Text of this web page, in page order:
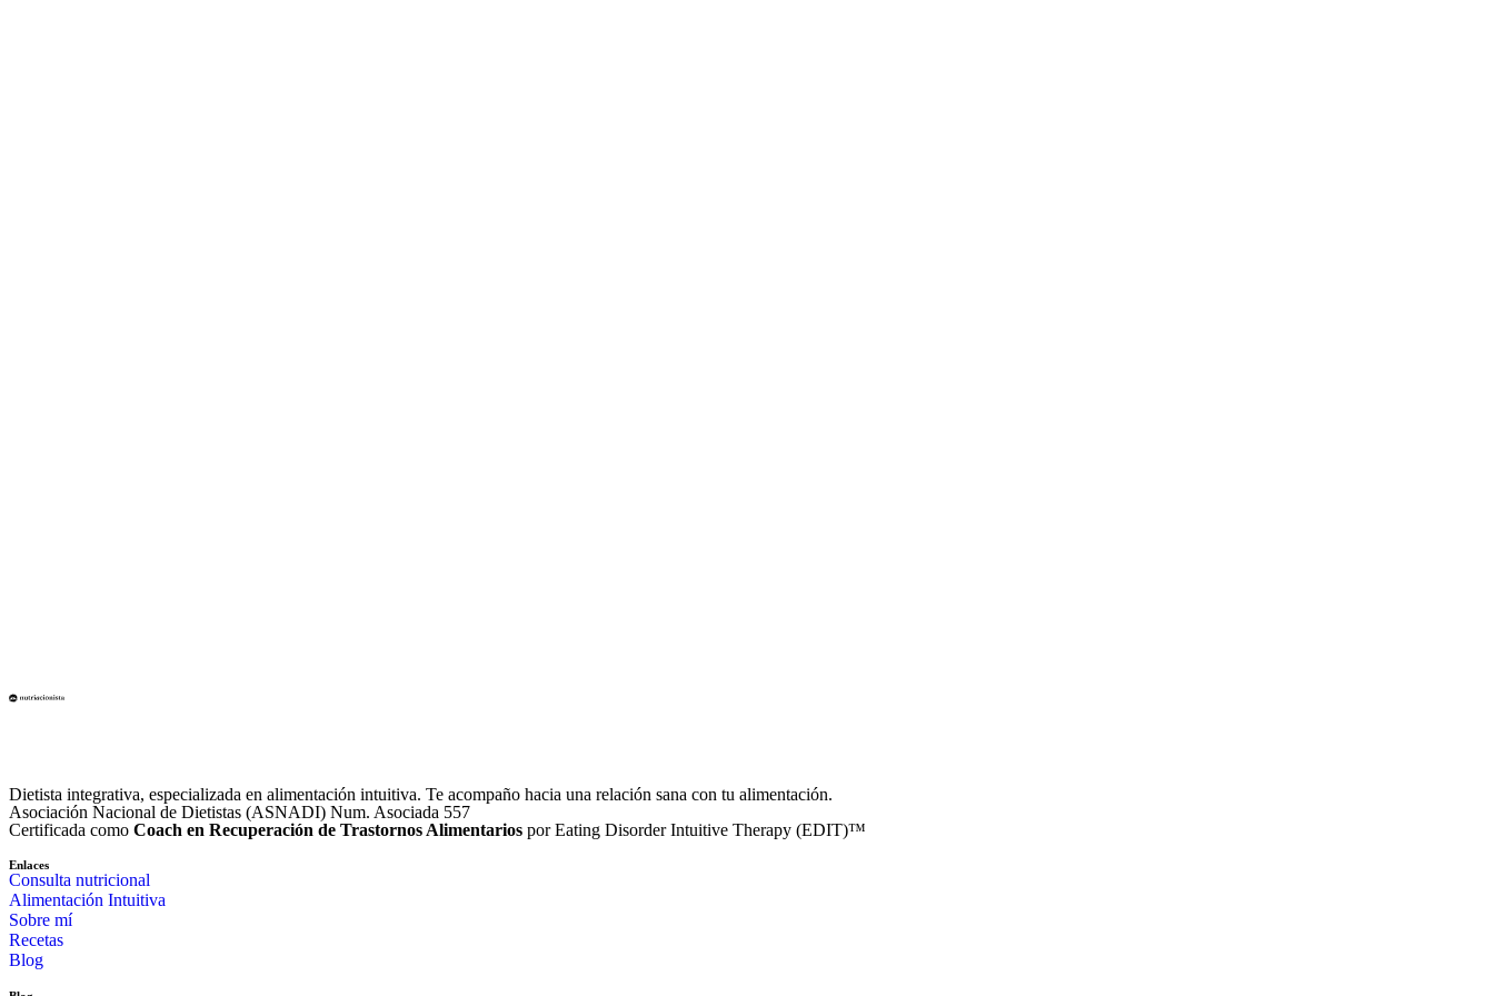
Dietista integrativa, especializada en alimentación intuitiva. Te acompaño hacia una relación sana con tu alimentación.
Asociación Nacional de Dietistas (ASNADI) Num. Asociada 557
Certificada como Coach en Recuperación de Trastornos Alimentarios porEating Disorder Intuitive Therapy (EDIT)™
Enlaces
Consulta nutricional
Alimentación Intuitiva
Sobre mí
Recetas
Blog